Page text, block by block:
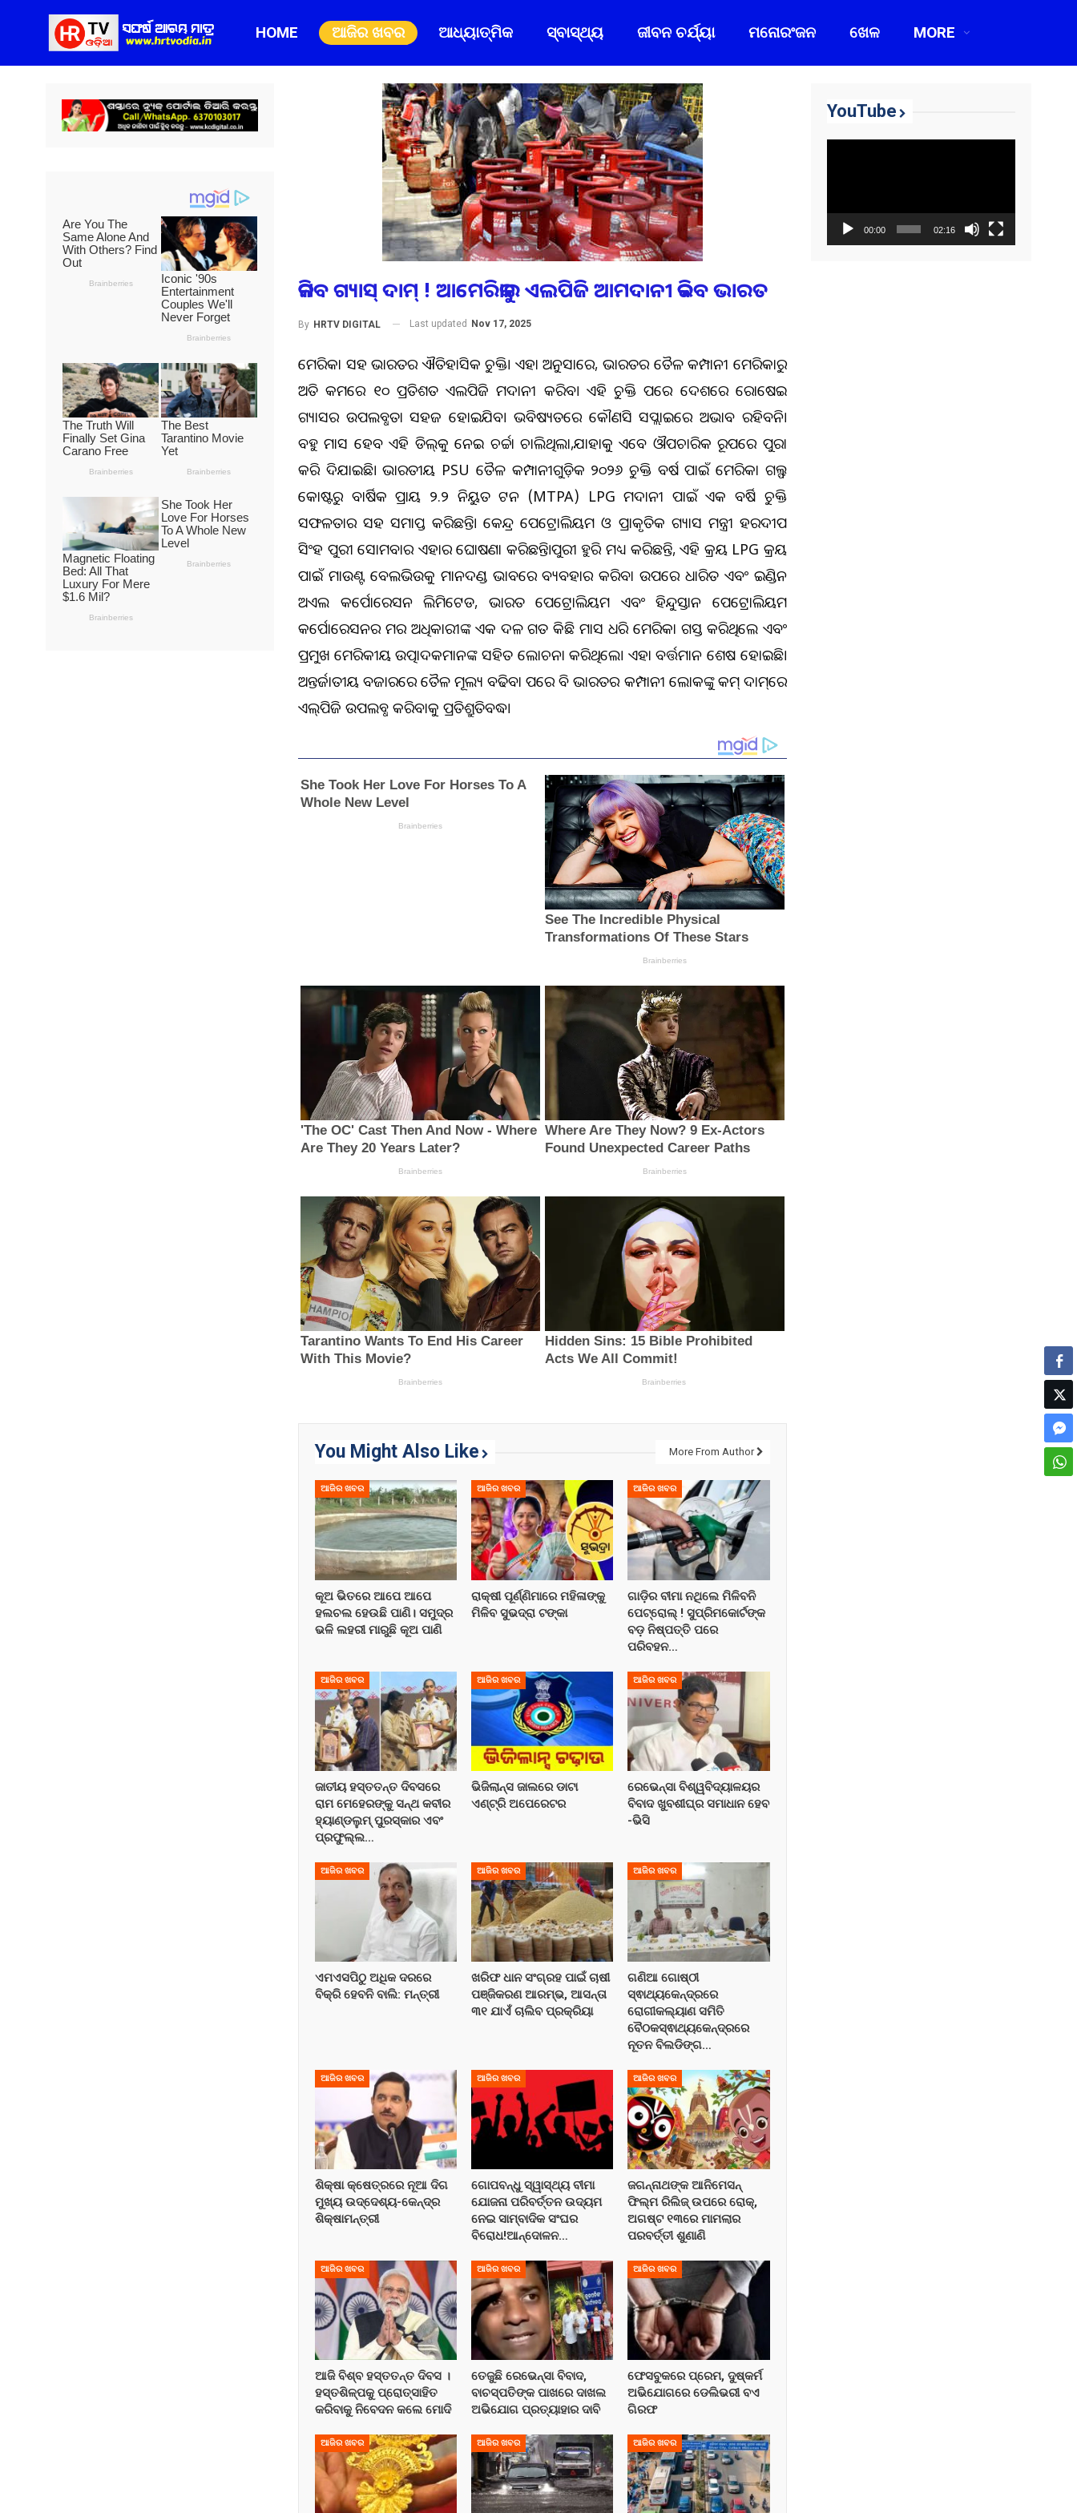
HOME ଆଜିର ଖବର ଆଧ୍ୟାତ୍ମିକ ସ୍ବାସ୍ଥ୍ୟ ଜୀବନ ଚର୍ଯ୍ୟା ମନୋରଂଜନ ଖେଳ MORE
କମିବ ଗ୍ୟାସ୍ ଦାମ୍ ! ଆମେରିକାରୁ ଏଲପିଜି ଆମଦାନୀ କରିବ ଭାରତ
By HRTV DIGITAL Last updated Nov 17, 2025
ଆମେରିକା ସହ ଭାରତର ଐତିହାସିକ ଚୁକ୍ତି। ଏହା ଅନୁସାରେ, ଭାରତର ତୈଳ କମ୍ପାନୀ ଆମେରିକାରୁ
ଅତି କମରେ ୧୦ ପ୍ରତିଶତ ଏଲପିଜି ଆମଦାନୀ କରିବ। ଏହି ଚୁକ୍ତି ପରେ ଦେଶରେ ରୋଷେଇ
ଗ୍ୟାସର ଉପଲବ୍ଧତା ସହଜ ହୋଇଯିବ। ଭବିଷ୍ୟତରେ କୌଣସି ସପ୍ଲାଇରେ ଅଭାବ ରହିବନି।
ବହୁ ମାସ ହେବ ଏହି ଡିଲ୍‌କୁ ନେଇ ଚର୍ଚ୍ଚା ଚାଲିଥିଲା,ଯାହାକୁ ଏବେ ଔପଚାରିକ ରୂପରେ ପୁରା
କରି ଦିଆଯାଇଛି। ଭାରତୀୟ PSU ତୈଳ କମ୍ପାନୀଗୁଡ଼ିକ ୨୦୨୬ ଚୁକ୍ତି ବର୍ଷ ପାଇଁ ଆମେରିକା ଗଲ୍ଫ
କୋଷ୍ଟରୁ ବାର୍ଷିକ ପ୍ରାୟ ୨.୨ ନିୟୁତ ଟନ (MTPA) LPG ଆମଦାନୀ ପାଇଁ ଏକ ବର୍ଷିଆ ଚୁକ୍ତି
ସଫଳତାର ସହ ସମାପ୍ତ କରିଛନ୍ତି। କେନ୍ଦ୍ର ପେଟ୍ରୋଲିୟମ ଓ ପ୍ରାକୃତିକ ଗ୍ୟାସ ମନ୍ତ୍ରୀ ହରଦୀପ
ସିଂହ ପୁରୀ ସୋମବାର ଏହାର ଘୋଷଣା କରିଛନ୍ତି।ପୁରୀ ଆହୁରି ମଧ୍ୟ କରିଛନ୍ତି, ଏହି କ୍ରୟ LPG କ୍ରୟ
ପାଇଁ ମାଉଣ୍ଟ ବେଲଭିଉକୁ ମାନଦଣ୍ଡ ଭାବରେ ବ୍ୟବହାର କରିବା ଉପରେ ଆଧାରିତ ଏବଂ ଇଣ୍ଡିଆନ
ଅଏଲ କର୍ପୋରେସନ ଲିମିଟେଡ, ଭାରତ ପେଟ୍ରୋଲିୟମ ଏବଂ ହିନ୍ଦୁସ୍ତାନ ପେଟ୍ରୋଲିୟମ
କର୍ପୋରେସନର ଆମର ଅଧିକାରୀଙ୍କ ଏକ ଦଳ ଗତ କିଛି ମାସ ଧରି ଆମେରିକା ଗସ୍ତ କରିଥିଲେ ଏବଂ
ପ୍ରମୁଖ ଆମେରିକୀୟ ଉତ୍ପାଦକମାନଙ୍କ ସହିତ ଆଲୋଚନା କରିଥିଲେ। ଏହା ବର୍ତ୍ତମାନ ଶେଷ ହୋଇଛି।
ଅନ୍ତର୍ଜାତୀୟ ବଜାରରେ ତୈଳ ମୂଲ୍ୟ ବଢିବା ପରେ ବି ଭାରତର କମ୍ପାନୀ ଲୋକଙ୍କୁ କମ୍ ଦାମ୍‌ରେ
ଏଲ୍‌ପିଜି ଉପଲବ୍ଧ କରିବାକୁ ପ୍ରତିଶ୍ରୁତିବଦ୍ଧ।
You Might Also Like More From Author
ଆଜିର ଖବର
କୂଅ ଭିତରେ ଆପେ ଆପେ
ହଲଚଲ ହେଉଛି ପାଣି। ସମୁଦ୍ର
ଭଳି ଲହରୀ ମାରୁଛି କୂଅ ପାଣି
ଆଜିର ଖବର
ରାକ୍ଷୀ ପୂର୍ଣ୍ଣିମାରେ ମହିଳାଙ୍କୁ
ମିଳିବ ସୁଭଦ୍ରା ଟଙ୍କା
ଆଜିର ଖବର
ଗାଡ଼ିର ବୀମା ନଥିଲେ ମିଳିବନି
ପେଟ୍ରୋଲ୍ ! ସୁପ୍ରିମକୋର୍ଟଙ୍କ
ବଡ଼ ନିଷ୍ପତ୍ତି ପରେ
ପରିବହନ…
ଆଜିର ଖବର
ଜାତୀୟ ହସ୍ତତନ୍ତ ଦିବସରେ
ରାମ ମେହେରଙ୍କୁ ସନ୍ଥ କବୀର
ହ୍ୟାଣ୍ଡଲୁମ୍ ପୁରସ୍କାର ଏବଂ
ପ୍ରଫୁଲ୍ଲ…
ଆଜିର ଖବର
ଭିଜିଲାନ୍ସ ଜାଲରେ ଡାଟା
ଏଣ୍ଟ୍ରି ଅପେରେଟର
ଆଜିର ଖବର
ରେଭେନ୍ସା ବିଶ୍ୱବିଦ୍ୟାଳୟର
ବିବାଦ ଖୁବଶୀଘ୍ର ସମାଧାନ ହେବ
-ଭିସି
ଆଜିର ଖବର
ଏମଏସପିଠୁ ଅଧିକ ଦରରେ
ବିକ୍ରି ହେବନି ବାଲି: ମନ୍ତ୍ରୀ
ଆଜିର ଖବର
ଖରିଫ ଧାନ ସଂଗ୍ରହ ପାଇଁ ଚାଷୀ
ପଞ୍ଜିକରଣ ଆରମ୍ଭ, ଆସନ୍ତା
୩୧ ଯାଏଁ ଚାଲିବ ପ୍ରକ୍ରିୟା
ଆଜିର ଖବର
ଗଣିଆ ଗୋଷ୍ଠୀ
ସ୍ଵାଥ୍ୟକେନ୍ଦ୍ରରେ
ରୋଗୀକଲ୍ୟାଣ ସମିତି
ବୈଠକସ୍ଵାଥ୍ୟକେନ୍ଦ୍ରରେ
ନୂତନ ବିଲଡିଙ୍ଗ…
ଆଜିର ଖବର
ଶିକ୍ଷା କ୍ଷେତ୍ରରେ ନୂଆ ଦିଗ
ମୁଖ୍ୟ ଉଦ୍ଦେଶ୍ୟ-କେନ୍ଦ୍ର
ଶିକ୍ଷାମନ୍ତ୍ରୀ
ଆଜିର ଖବର
ଗୋପବନ୍ଧୁ ସ୍ୱାସ୍ଥ୍ୟ ବୀମା
ଯୋଜନା ପରିବର୍ତ୍ତନ ଉଦ୍ୟମ
ନେଇ ସାମ୍ବାଦିକ ସଂଘର
ବିରୋଧ!ଆନ୍ଦୋଳନ…
ଆଜିର ଖବର
ଜଗନ୍ନାଥଙ୍କ ଆନିମେସନ୍
ଫିଲ୍ମ ରିଲିଜ୍ ଉପରେ ରୋକ୍,
ଅଗଷ୍ଟ ୧୩ରେ ମାମଲାର
ପରବର୍ତ୍ତୀ ଶୁଣାଣି
ଆଜିର ଖବର
ଆଜି ବିଶ୍ବ ହସ୍ତତନ୍ତ ଦିବସ ।
ହସ୍ତଶିଳ୍ପକୁ ପ୍ରୋତ୍ସାହିତ
କରିବାକୁ ନିବେଦନ କଲେ ମୋଦି
ଆଜିର ଖବର
ତେଜୁଛି ରେଭେନ୍ସା ବିବାଦ,
ବାଚସ୍ପତିଙ୍କ ପାଖରେ ଦାଖଲ
ଅଭିଯୋଗ ପ୍ରତ୍ୟାହାର ଦାବି
ଆଜିର ଖବର
ଫେସବୁକରେ ପ୍ରେମ, ଦୁଷ୍କର୍ମ
ଅଭିଯୋଗରେ ଡେଲିଭରୀ ବଏ
ଗିରଫ
ଆଜିର ଖବର ଆଜିର ଖବର ଆଜିର ଖବର
YouTube
00:00 02:16